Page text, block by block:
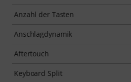
Anzahl der Tasten
Anschlagdynamik
Aftertouch
Keyboard Split